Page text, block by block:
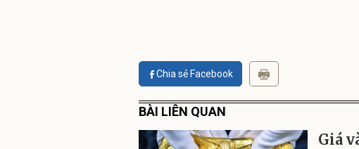
Chia sẻ Facebook
BÀI LIÊN QUAN
Giá